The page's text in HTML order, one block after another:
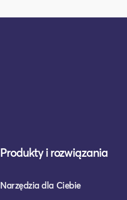
Produkty i rozwiązania
Narzędzia dla Ciebie